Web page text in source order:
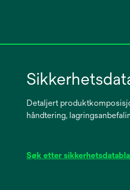
Detaljert
håndtering,
Søk etter